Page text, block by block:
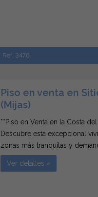
Ref. 3476
Piso en venta en
(Mijas)
**Piso en Venta en la Costa
Descubre esta excepcional
zonas más tranquilas y
Con 137 m² construidos y 116
Ver detalles »